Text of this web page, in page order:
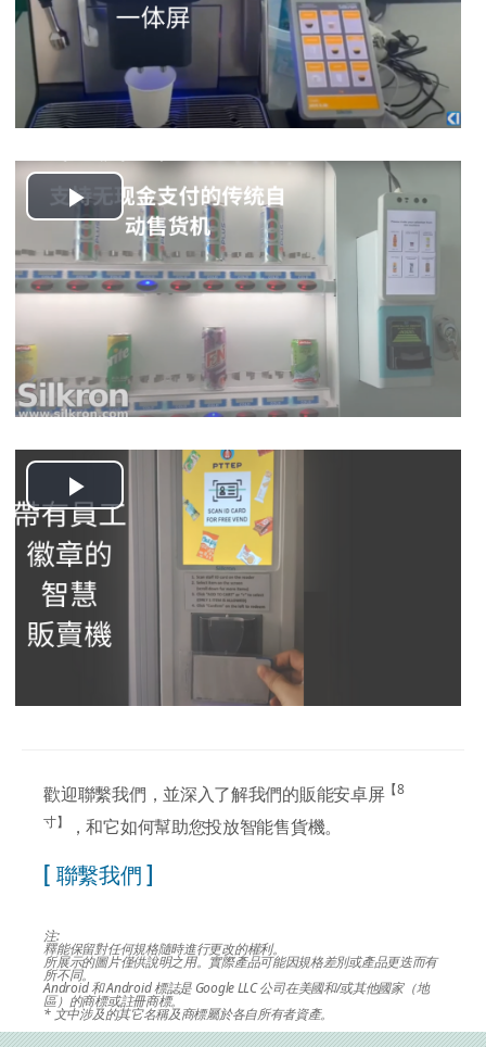
Play
Video
Play
Video
歡迎聯繫我們，並深入了解我們的販能安卓屏 【8
寸】
，和它如何幫助您投放智能售貨機。
[ 聯繫我們 ]
注:
釋能保留對任何規格隨時進行更改的權利。
所展示的圖片僅供說明之用。實際產品可能因規格差別或產品更迭而有
所不同。
Android 和 Android 標誌是 Google LLC 公司在美國和/或其他國家（地
區）的商標或註冊商標。
* 文中涉及的其它名稱及商標屬於各自所有者資產。